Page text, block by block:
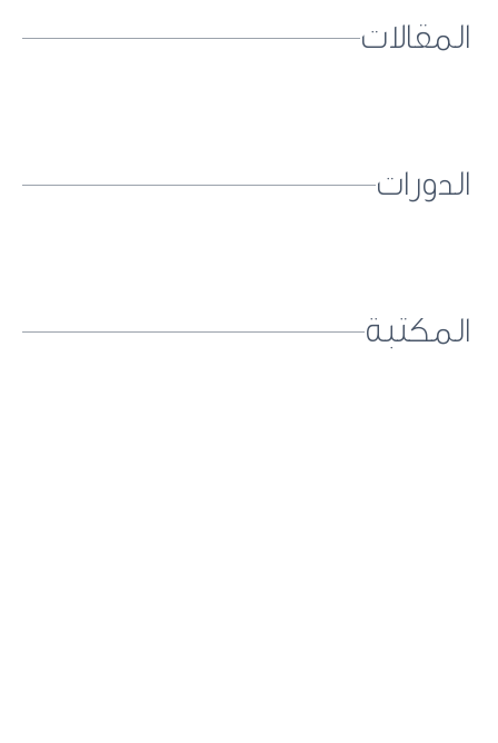
المقالات
الدورات
المكتبة